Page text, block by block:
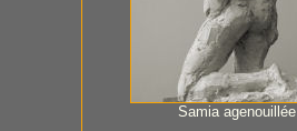
Samia agenouillée